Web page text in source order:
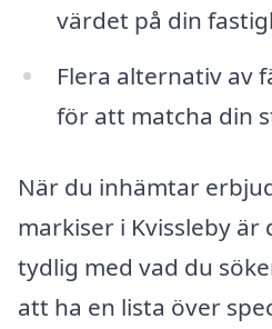
värdet på din
Flera alternativ av
för att matcha din
När du inhämtar
markiser i Kvissleby
tydlig med vad du
att ha en lista över